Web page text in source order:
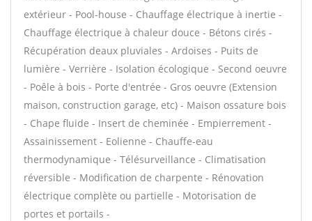
extérieur - Pool-house - Chauffage électrique à inertie -
Chauffage électrique à chaleur douce - Bétons cirés -
Récupération deaux pluviales - Ardoises - Puits de
lumière - Verrière - Isolation écologique - Second oeuvre
- Poêle à bois - Porte d'entrée - Gros oeuvre (Extension
maison, construction garage, etc) - Maison ossature bois
- Chape fluide - Insert de cheminée - Empierrement -
Assainissement - Eolienne - Chauffe-eau
thermodynamique - Télésurveillance - Climatisation
réversible - Modification de charpente - Rénovation
électrique complète ou partielle - Motorisation de
portes et portails -